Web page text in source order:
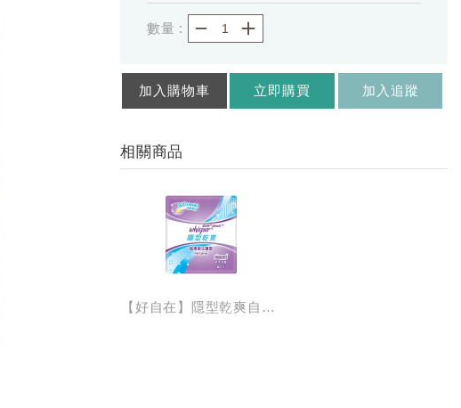
數量 : ＋
－
加入購物車 立即購買 加入追蹤
相關商品
【好自在】隱型乾爽自然無香護墊40片